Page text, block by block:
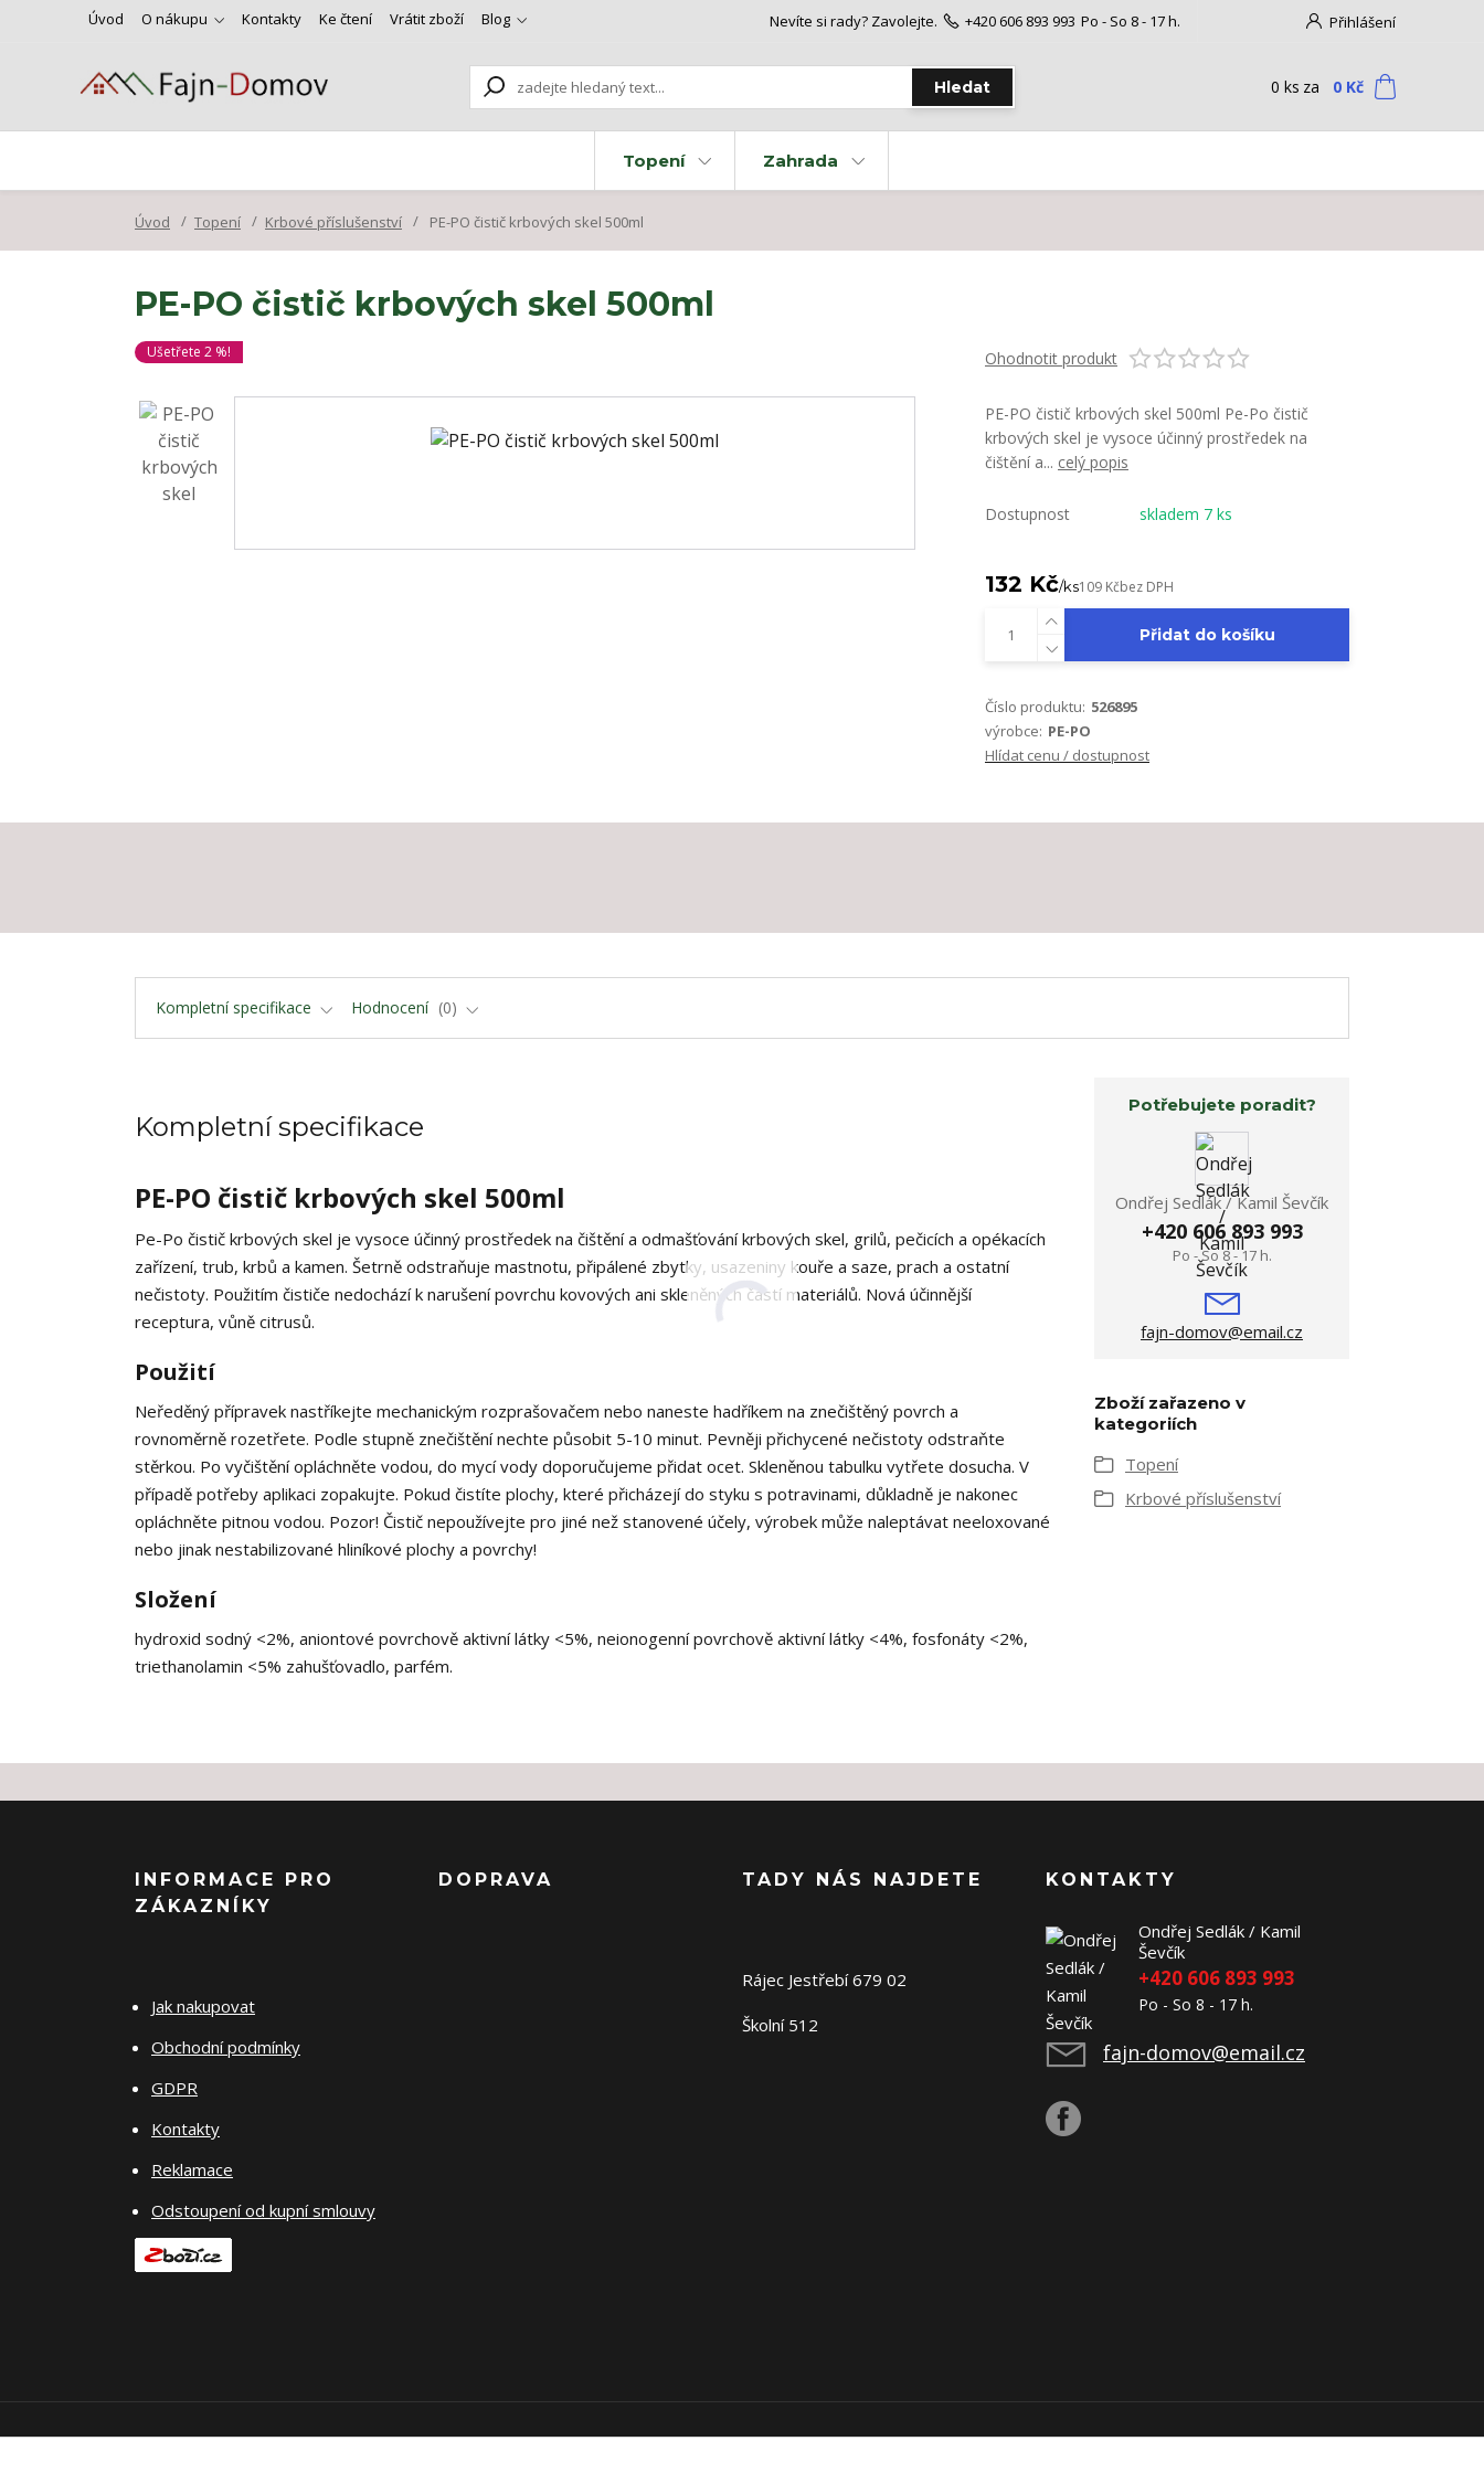
Úvod O nákupu Kontakty Ke čtení Vrátit zboží Blog Přihlášení
Hledat
Nevíte si rady? Zavolejte. +420 606 893 993 Po - So 8 - 17 h.
0 ks za 0 Kč
Topení Zahrada
Úvod Topení Krbové příslušenství PE-PO čistič krbových skel 500ml
PE-PO čistič krbových skel 500ml
Ušetřete 2 %! Ohodnotit produkt
PE-PO čistič krbových skel 500ml Pe-Po čistič
krbových skel je vysoce účinný prostředek na
čištění a... celý popis
Dostupnost skladem 7 ks
132 Kč/ks109 Kčbez DPH
Přidat do košíku
Číslo produktu: 526895
výrobce: PE-PO
Hlídat cenu / dostupnost
Kompletní specifikace Hodnocení 0
Kompletní specifikace
PE-PO čistič krbových skel 500ml
Pe-Po čistič krbových skel je vysoce účinný prostředek na čištění a odmašťování krbových skel, grilů, pečicích a opékacích
zařízení, trub, krbů a kamen. Šetrně odstraňuje mastnotu, připálené zbytky, usazeniny kouře a saze, prach a ostatní
nečistoty. Použitím čističe nedochází k narušení povrchu kovových ani skleněných částí materiálů. Nová účinnější
receptura, vůně citrusů.
Použití
Neředěný přípravek nastříkejte mechanickým rozprašovačem nebo naneste hadříkem na znečištěný povrch a
rovnoměrně rozetřete. Podle stupně znečištění nechte působit 5-10 minut. Pevněji přichycené nečistoty odstraňte
stěrkou. Po vyčištění opláchněte vodou, do mycí vody doporučujeme přidat ocet. Skleněnou tabulku vytřete dosucha. V
případě potřeby aplikaci zopakujte. Pokud čistíte plochy, které přicházejí do styku s potravinami, důkladně je nakonec
opláchněte pitnou vodou. Pozor! Čistič nepoužívejte pro jiné než stanovené účely, výrobek může naleptávat neeloxované
nebo jinak nestabilizované hliníkové plochy a povrchy!
Složení
hydroxid sodný <2%, aniontové povrchově aktivní látky <5%, neionogenní povrchově aktivní látky <4%, fosfonáty <2%,
triethanolamin <5% zahušťovadlo, parfém.
Potřebujete poradit?
Ondřej Sedlák / Kamil Ševčík
+420 606 893 993
Po - So 8 - 17 h.
fajn-domov@email.cz
Zboží zařazeno v
kategoriích
Topení
Krbové příslušenství
INFORMACE PRO
ZÁKAZNÍKY
Jak nakupovat
Obchodní podmínky
GDPR
Kontakty
Reklamace
Odstoupení od kupní smlouvy
DOPRAVA TADY NÁS NAJDETE
Rájec Jestřebí 679 02
Školní 512
KONTAKTY
Ondřej Sedlák / Kamil
Ševčík
+420 606 893 993
Po - So 8 - 17 h.
fajn-domov@email.cz